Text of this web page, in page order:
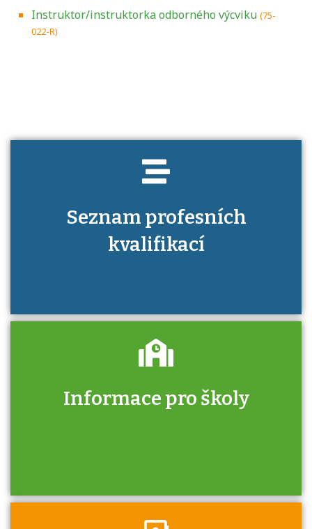
Instruktor/instruktorka odborného výcviku (75-
022-R)
Seznam profesních
kvalifikací
Projděte si seznam profesních kvalifikací.
Informace pro školy
Zjistěte, jak se přihlásit ke zkoušce a kde